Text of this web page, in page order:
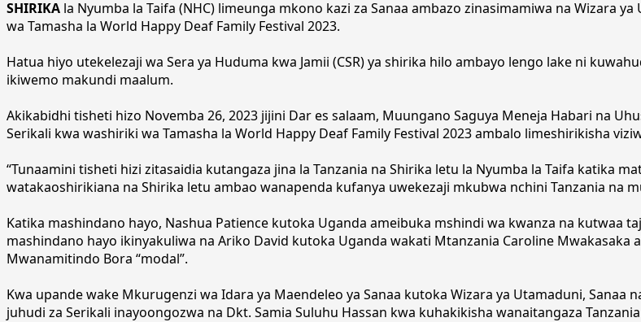
SHIRIKA la Nyumba la Taifa (NHC) limeunga mkono kazi za Sanaa ambazo zinasimamiwa na Wizara
wa Tamasha la World Happy Deaf Family Festival 2023.
Hatua hiyo utekelezaji wa Sera ya Huduma kwa Jamii (CSR) ya shirika hilo ambayo lengo lake ni
ikiwemo makundi maalum.
Akikabidhi tisheti hizo Novemba 26, 2023 jijini Dar es salaam, Muungano Saguya Meneja Habari na
Serikali kwa washiriki wa Tamasha la World Happy Deaf Family Festival 2023 ambalo limeshirikisha
“Tunaamini tisheti hizi zitasaidia kutangaza jina la Tanzania na Shirika letu la Nyumba la Taifa katika
watakaoshirikiana na Shirika letu ambao wanapenda kufanya uwekezaji mkubwa nchini Tanzania na
Katika mashindano hayo, Nashua Patience kutoka Uganda ameibuka mshindi wa kwanza na kutwaa
mashindano hayo ikinyakuliwa na Ariko David kutoka Uganda wakati Mtanzania Caroline
Mwanamitindo Bora “modal”.
Kwa upande wake Mkurugenzi wa Idara ya Maendeleo ya Sanaa kutoka Wizara ya Utamaduni,
juhudi za Serikali inayoongozwa na Dkt. Samia Suluhu Hassan kwa kuhakikisha wanaitangaza